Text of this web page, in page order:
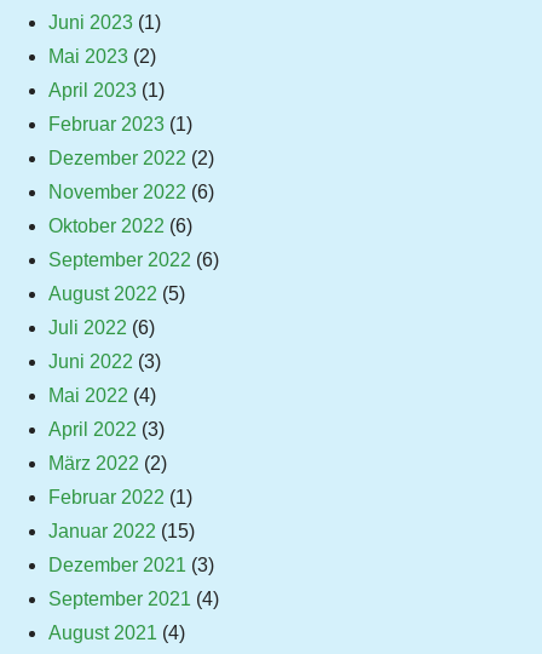
Juni 2023 (1)
Mai 2023 (2)
April 2023 (1)
Februar 2023 (1)
Dezember 2022 (2)
November 2022 (6)
Oktober 2022 (6)
September 2022 (6)
August 2022 (5)
Juli 2022 (6)
Juni 2022 (3)
Mai 2022 (4)
April 2022 (3)
März 2022 (2)
Februar 2022 (1)
Januar 2022 (15)
Dezember 2021 (3)
September 2021 (4)
August 2021 (4)